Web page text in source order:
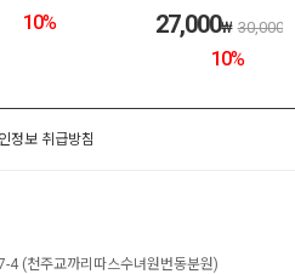
10% 27,000₩ 30,000
10%
정보 취급방침
4 (천주교까리따스수녀원번동분원)